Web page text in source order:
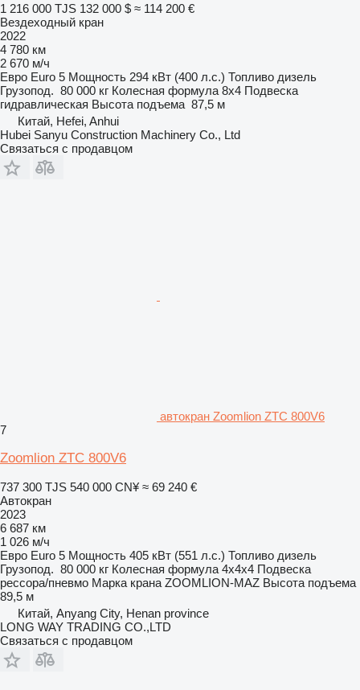
1 216 000 TJS 132 000 $ ≈ 114 200 €
Вездеходный кран
2022
4 780 км
2 670 м/ч
Евро Euro 5 Мощность 294 кВт (400 л.с.) Топливо дизель
Грузопод. 80 000 кг Колесная формула 8x4 Подвеска
гидравлическая Высота подъема 87,5 м
Китай, Hefei, Anhui
Hubei Sanyu Construction Machinery Co., Ltd
Связаться с продавцом
автокран Zoomlion ZTC 800V6
7
Zoomlion ZTC 800V6
737 300 TJS 540 000 CN¥ ≈ 69 240 €
Автокран
2023
6 687 км
1 026 м/ч
Евро Euro 5 Мощность 405 кВт (551 л.с.) Топливо дизель
Грузопод. 80 000 кг Колесная формула 4x4x4 Подвеска
рессора/пневмо Марка крана ZOOMLION-MAZ Высота подъема
89,5 м
Китай, Anyang City, Henan province
LONG WAY TRADING CO.,LTD
Связаться с продавцом